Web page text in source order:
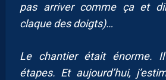
pas arriver comme ça et
claque des doigts)…
Le chantier était énorme.
étapes. Et aujourd’hui,